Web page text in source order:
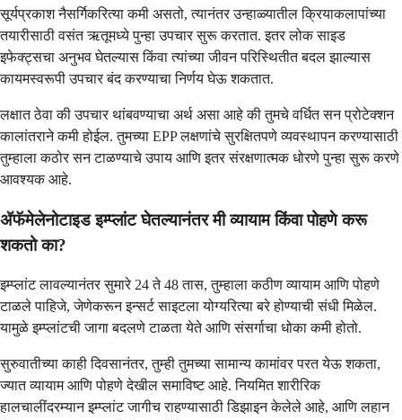
सूर्यप्रकाश नैसर्गिकरित्या कमी असतो, त्यानंतर उन्हाळ्यातील क्रियाकलापांच्या
तयारीसाठी वसंत ऋतूमध्ये पुन्हा उपचार सुरू करतात. इतर लोक साइड
इफेक्ट्सचा अनुभव घेतल्यास किंवा त्यांच्या जीवन परिस्थितीत बदल झाल्यास
कायमस्वरूपी उपचार बंद करण्याचा निर्णय घेऊ शकतात.
लक्षात ठेवा की उपचार थांबवण्याचा अर्थ असा आहे की तुमचे वर्धित सन प्रोटेक्शन
कालांतराने कमी होईल. तुमच्या EPP लक्षणांचे सुरक्षितपणे व्यवस्थापन करण्यासाठी
तुम्हाला कठोर सन टाळण्याचे उपाय आणि इतर संरक्षणात्मक धोरणे पुन्हा सुरू करणे
आवश्यक आहे.
ॲफॅमेलेनोटाइड इम्प्लांट घेतल्यानंतर मी व्यायाम किंवा पोहणे करू
शकतो का?
इम्प्लांट लावल्यानंतर सुमारे 24 ते 48 तास, तुम्हाला कठीण व्यायाम आणि पोहणे
टाळले पाहिजे, जेणेकरून इन्सर्ट साइटला योग्यरित्या बरे होण्याची संधी मिळेल.
यामुळे इम्प्लांटची जागा बदलणे टाळता येते आणि संसर्गाचा धोका कमी होतो.
सुरुवातीच्या काही दिवसानंतर, तुम्ही तुमच्या सामान्य कामांवर परत येऊ शकता,
ज्यात व्यायाम आणि पोहणे देखील समाविष्ट आहे. नियमित शारीरिक
हालचालींदरम्यान इम्प्लांट जागीच राहण्यासाठी डिझाइन केलेले आहे, आणि लहान